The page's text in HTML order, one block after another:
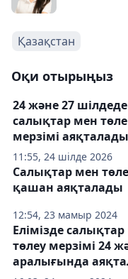
Қазақстан
Оқи отырыңыз
11:55, 24 шілде 2026
24 және 27
салықтар мен
мерзімі аяқталады
12:54, 23 мамыр 2024
Салықтар мен
қашан аяқталады
Елімізде
төлеу мерзімі 24
аралығында